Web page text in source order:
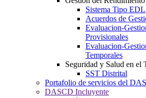
Sistema Tipo EDL
Acuerdos de
Evaluacion-
Provisionales
Evaluacion-
Temporales
Seguridad y Salud en el
SST Distrital
Portafolio de servicios del
DASCD Incluyente